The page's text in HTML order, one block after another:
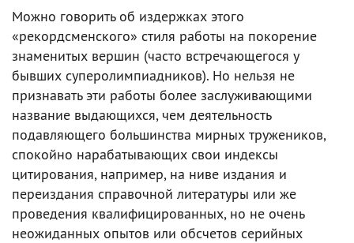
Можно говорить об издержках этого
«рекордсменского» стиля работы на покорение
знаменитых вершин (часто встречающегося у
бывших суперолимпиадников). Но нельзя не
признавать эти работы более заслуживающими
название выдающихся, чем деятельность
подавляющего большинства мирных тружеников,
спокойно нарабатывающих свои индексы
цитирования, например, на ниве издания и
переиздания справочной литературы или же
проведения квалифицированных, но не очень
неожиданных опытов или обсчетов серийных